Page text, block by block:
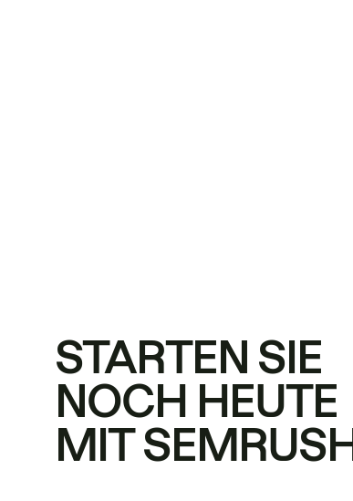
STARTEN SIE
NOCH HEUTE
MIT